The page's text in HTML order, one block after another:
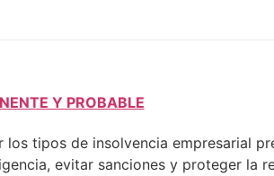
Y PROBABLE
tipos de insolvencia empresarial
evitar sanciones y proteger la